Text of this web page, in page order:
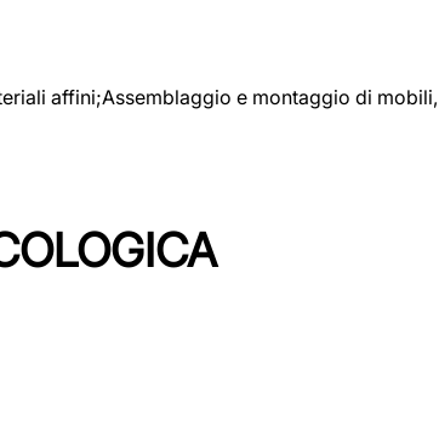
affini;Assemblaggio e montaggio di